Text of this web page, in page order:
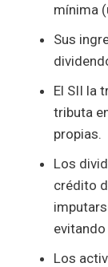
mínima
Sus
El SII la
tributa
propias.
Los
crédito
Los